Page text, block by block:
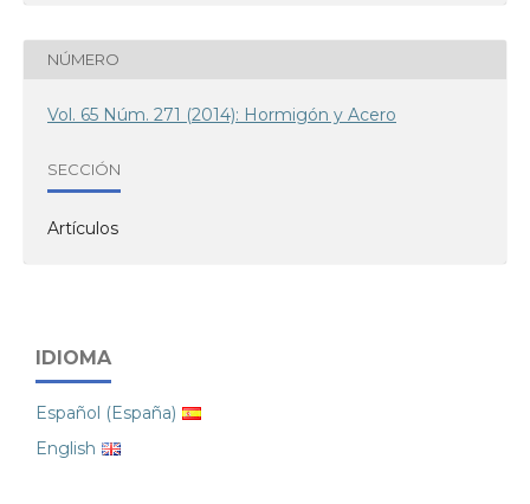
NÚMERO
Vol. 65 Núm. 271 (2014): Hormigón y Acero
SECCIÓN
Artículos
IDIOMA
Español (España)
English